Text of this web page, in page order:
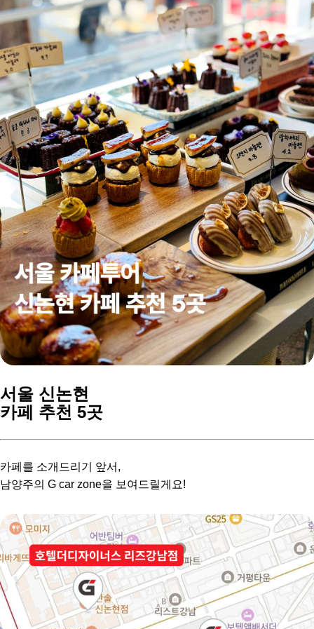
서울 신논현
카페 추천 5곳
카페를 소개드리기 앞서,
남양주의 G car zone을 보여드릴게요!